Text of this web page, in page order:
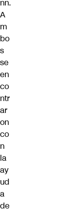
nn.
A
m
bo
s
se
en
co
ntr
ar
on
co
n
la
ay
ud
a
de